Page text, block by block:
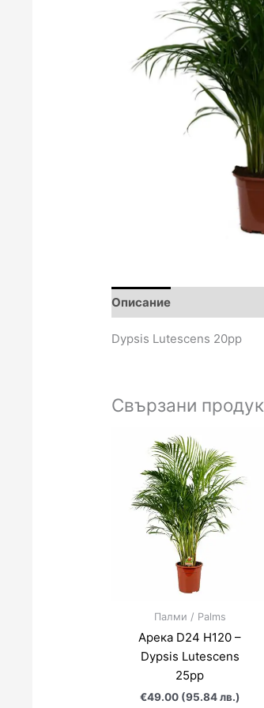
Описание
Dypsis Lutescens 20pp
Свързани
Палми / Palms
Арека D24 H120 –
Dypsis Lutescens
25pp
€49.00 (95.84 лв.)